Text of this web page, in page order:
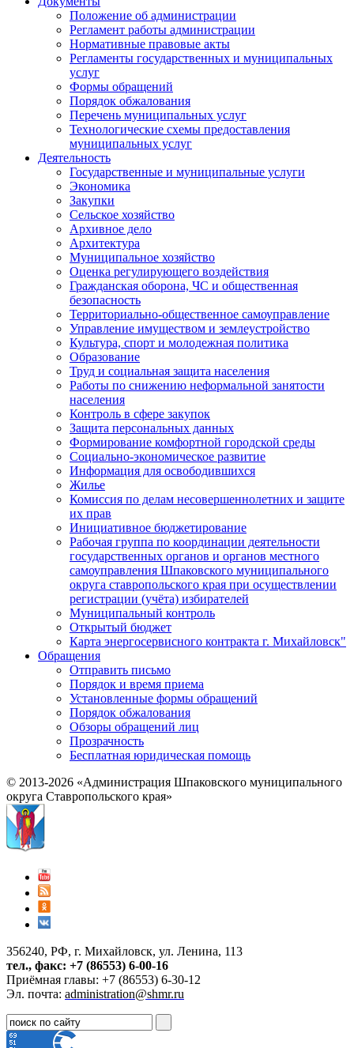
Положение об администрации
Регламент работы администрации
Нормативные правовые акты
Регламенты государственных и муниципальных
услуг
Формы обращений
Порядок обжалования
Перечень муниципальных услуг
Технологические схемы предоставления
муниципальных услуг
Деятельность
Государственные и муниципальные услуги
Экономика
Закупки
Сельское хозяйство
Архивное дело
Архитектура
Муниципальное хозяйство
Оценка регулирующего воздействия
Гражданская оборона, ЧС и общественная
безопасность
Территориально-общественное самоуправление
Управление имуществом и землеустройство
Культура, спорт и молодежная политика
Образование
Труд и социальная защита населения
Работы по снижению неформальной занятости
населения
Контроль в сфере закупок
Защита персональных данных
Формирование комфортной городской среды
Социально-экономическое развитие
Информация для освободившихся
Жилье
Комиссия по делам несовершеннолетних и защите
их прав
Инициативное бюджетирование
Рабочая группа по координации деятельности
государственных органов и органов местного
самоуправления Шпаковского муниципального
округа ставропольского края при осуществлении
регистрации (учёта) избирателей
Муниципальный контроль
Открытый бюджет
Карта энергосервисного контракта г. Михайловск"
Обращения
Отправить письмо
Порядок и время приема
Установленные формы обращений
Порядок обжалования
Обзоры обращений лиц
Прозрачность
Бесплатная юридическая помощь
© 2013-2026 «Администрация Шпаковского муниципального
округа Ставропольского края»
356240, РФ, г. Михайловск, ул. Ленина, 113
тел., факс: +7 (86553) 6-00-16
Приёмная главы: +7 (86553) 6-30-12
Эл. почта: administration@shmr.ru